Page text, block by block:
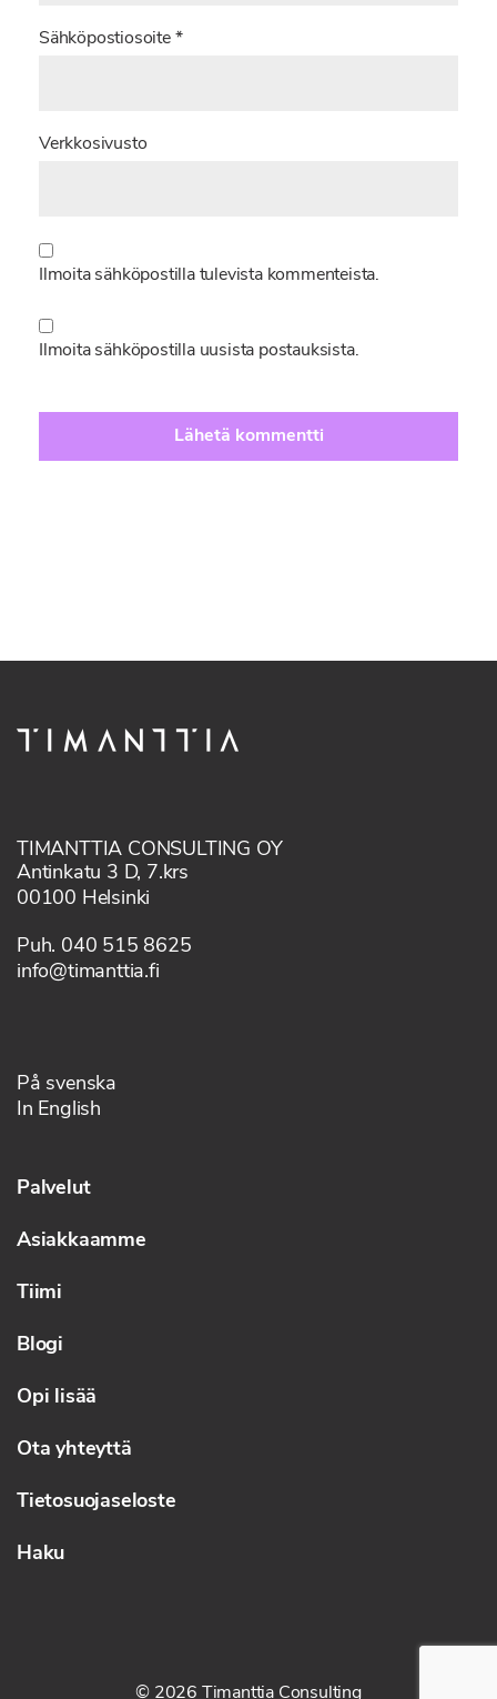
Sähköpostiosoite *
Verkkosivusto
Ilmoita sähköpostilla tulevista kommenteista.
Ilmoita sähköpostilla uusista postauksista.
TIMANTTIA CONSULTING OY
Antinkatu 3 D, 7.krs
00100 Helsinki
Puh. 040 515 8625
info@timanttia.fi
På svenska
In English
Palvelut
Asiakkaamme
Tiimi
Blogi
Opi lisää
Ota yhteyttä
Tietosuojaseloste
Haku
© 2026 Timanttia Consulting